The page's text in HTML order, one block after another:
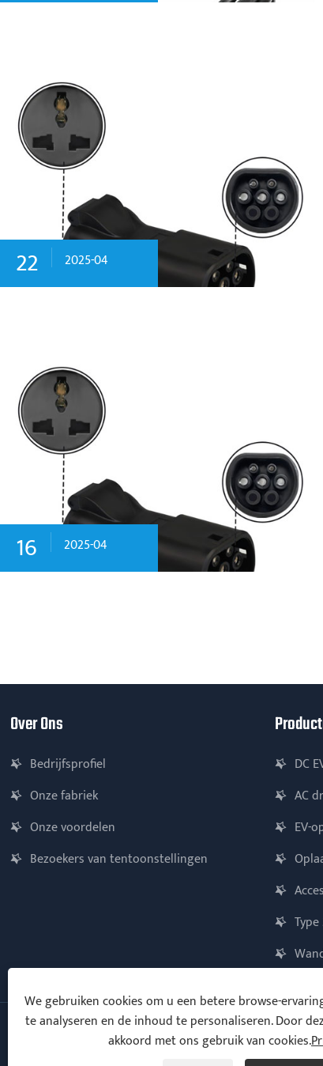
22 2025-04
16 2025-04
Over Ons
Bedrijfsprofiel
Onze fabriek
Onze voordelen
Bezoekers van tentoonstellingen
DC
AC
EV-
Copyright © 2025 Ningbo Vanton EV Charger Co., Ltd. Alle
We gebruiken cookies om u een betere browse-
te analyseren en de inhoud te personaliseren. Door
akkoord met ons gebruik van cookies.